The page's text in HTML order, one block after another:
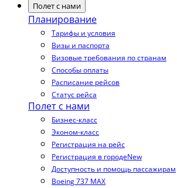
Полет с нами
Планирование
Тарифы и условия
Визы и паспорта
Визовые требования по странам
Способы оплаты
Расписание рейсов
Статус рейса
Полет с нами
Бизнес-класс
Эконом-класс
Регистрация на рейс
Регистрация в городеNew
Доступность и помощь пассажирам
Boeing 737 MAX